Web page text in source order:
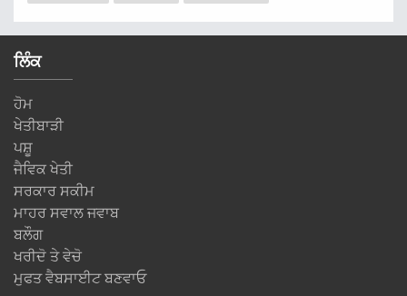
ਲਿੰਕ
ਹੋਮ
ਖੇਤੀਬਾੜੀ
ਪਸ਼ੂ
ਜੈਵਿਕ ਖੇਤੀ
ਸਰਕਾਰ ਸਕੀਮ
ਮਾਹਰ ਸਵਾਲ ਜਵਾਬ
ਬਲੌਗ
ਖਰੀਦੋ ਤੇ ਵੇਚੋ
ਮੁਫਤ ਵੈਬਸਾਈਟ ਬਣਵਾਓ